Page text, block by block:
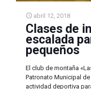
abril 12, 2018
Clases de
escalada
pequeños
El club de montaña
Patronato Municipal
actividad deportiva